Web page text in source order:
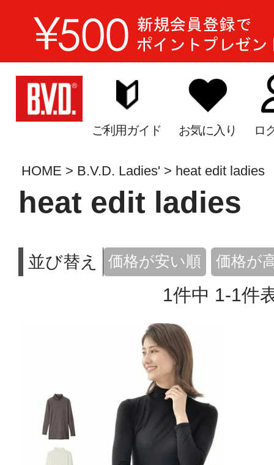
ご利用ガイド お気に入り ロ
HOME B.V.D. Ladies' heat edit ladies
heat edit ladies
並び替え 価格が安い順 価格が
1件中 1-1件